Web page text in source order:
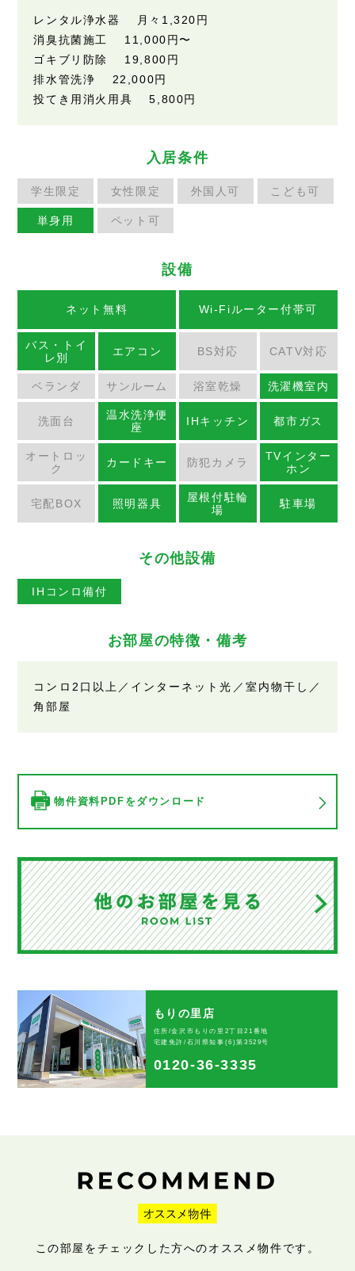
レンタル浄水器 月々1,320円
消臭抗菌施工 11,000円〜
ゴキブリ防除 19,800円
排水管洗浄 22,000円
投てき用消火用具 5,800円
入居条件
学生限定 女性限定 外国人可 こども可
単身用 ペット可
設備
ネット無料 Wi-Fiルーター付帯可
バス・トイ
レ別
エアコン BS対応 CATV対応
ベランダ サンルーム 浴室乾燥 洗濯機室内
洗面台
温水洗浄便
座
IHキッチン 都市ガス
オートロッ
ク
カードキー 防犯カメラ
TVインター
ホン
宅配BOX 照明器具
屋根付駐輪
場
駐車場
その他設備
IHコンロ備付
お部屋の特徴・備考
コンロ2口以上／インターネット光／室内物干し／
角部屋
物件資料PDFをダウンロード
もりの里店
住所/金沢市もりの里2丁目21番地
宅建免許/石川県知事(6)第3529号
0120-36-3335
この部屋をチェックした方へのオススメ物件です。